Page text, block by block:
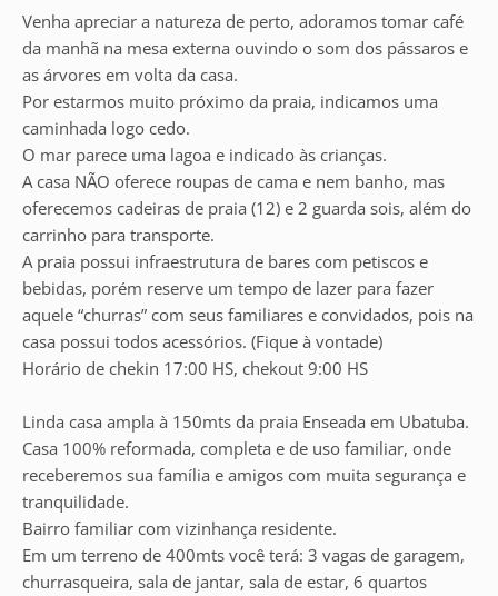
Venha apreciar a natureza de perto, adoramos tomar café
da manhã na mesa externa ouvindo o som dos pássaros e
as árvores em volta da casa.
Por estarmos muito próximo da praia, indicamos uma
caminhada logo cedo.
O mar parece uma lagoa e indicado às crianças.
A casa NÃO oferece roupas de cama e nem banho, mas
oferecemos cadeiras de praia (12) e 2 guarda sois, além do
carrinho para transporte.
A praia possui infraestrutura de bares com petiscos e
bebidas, porém reserve um tempo de lazer para fazer
aquele “churras” com seus familiares e convidados, pois na
casa possui todos acessórios. (Fique à vontade)
Horário de chekin 17:00 HS, chekout 9:00 HS
Linda casa ampla à 150mts da praia Enseada em Ubatuba.
Casa 100% reformada, completa e de uso familiar, onde
receberemos sua família e amigos com muita segurança e
tranquilidade.
Bairro familiar com vizinhança residente.
Em um terreno de 400mts você terá: 3 vagas de garagem,
churrasqueira, sala de jantar, sala de estar, 6 quartos